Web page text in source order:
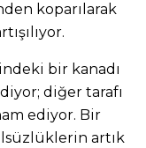
koparılarak
bir kanadı
diğer tarafı
ediyor. Bir
artık